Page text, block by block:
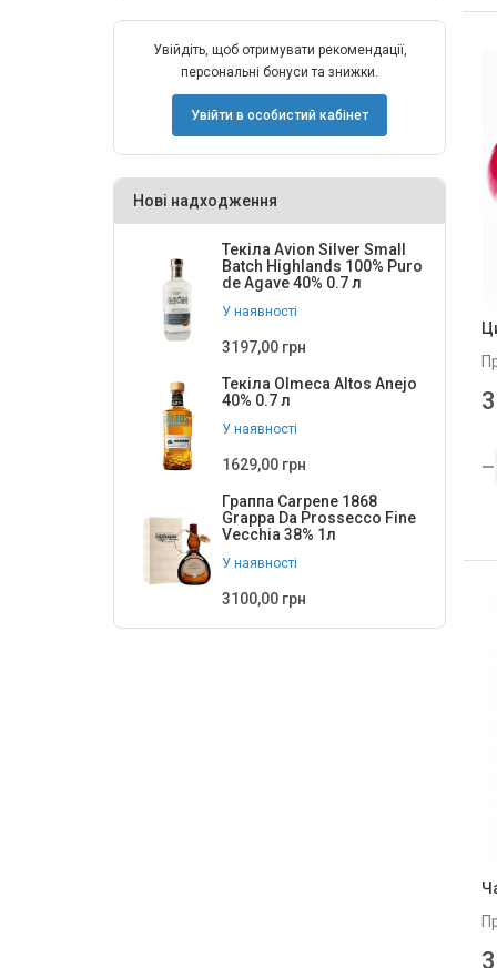
Увійдіть, щоб отримувати рекомендації,
персональні бонуси та знижки.
Увійти в особистий кабінет
Нові надходження
Текіла Avion Silver Small
Batch Highlands 100% Puro
de Agave 40% 0.7 л
У наявності
3197,00 грн
Текіла Olmeca Altos Anejo
40% 0.7 л
У наявності
1629,00 грн
Граппа Carpene 1868
Grappa Da Prossecco Fine
Vecchia 38% 1л
У наявності
3100,00 грн